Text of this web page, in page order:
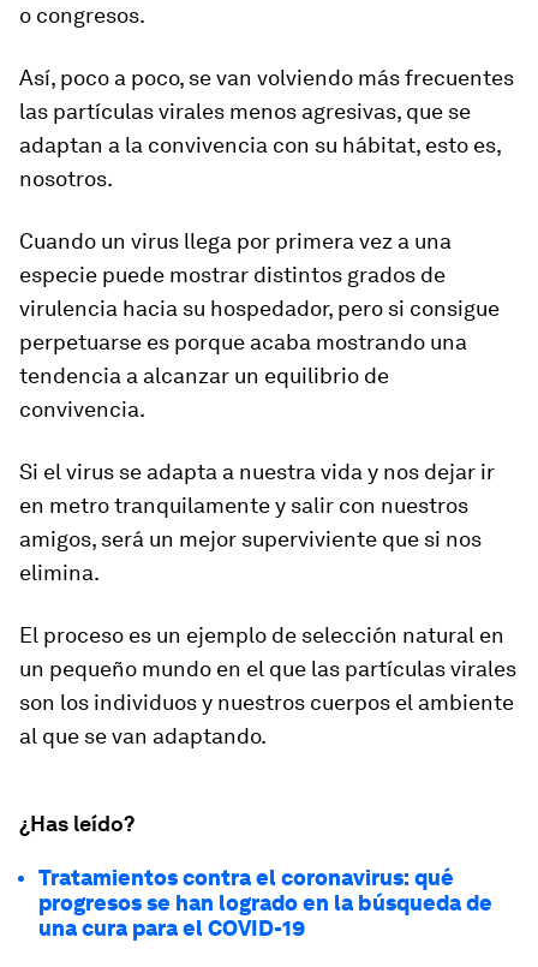
o congresos.
Así, poco a poco, se van volviendo más frecuentes
las partículas virales menos agresivas, que se
adaptan a la convivencia con su hábitat, esto es,
nosotros.
Cuando un virus llega por primera vez a una
especie puede mostrar distintos grados de
virulencia hacia su hospedador, pero si consigue
perpetuarse es porque acaba mostrando una
tendencia a alcanzar un equilibrio de
convivencia.
Si el virus se adapta a nuestra vida y nos dejar ir
en metro tranquilamente y salir con nuestros
amigos, será un mejor superviviente que si nos
elimina.
El proceso es un ejemplo de selección natural en
un pequeño mundo en el que las partículas virales
son los individuos y nuestros cuerpos el ambiente
al que se van adaptando.
¿Has leído?
Tratamientos contra el coronavirus: qué
progresos se han logrado en la búsqueda de
una cura para el COVID-19